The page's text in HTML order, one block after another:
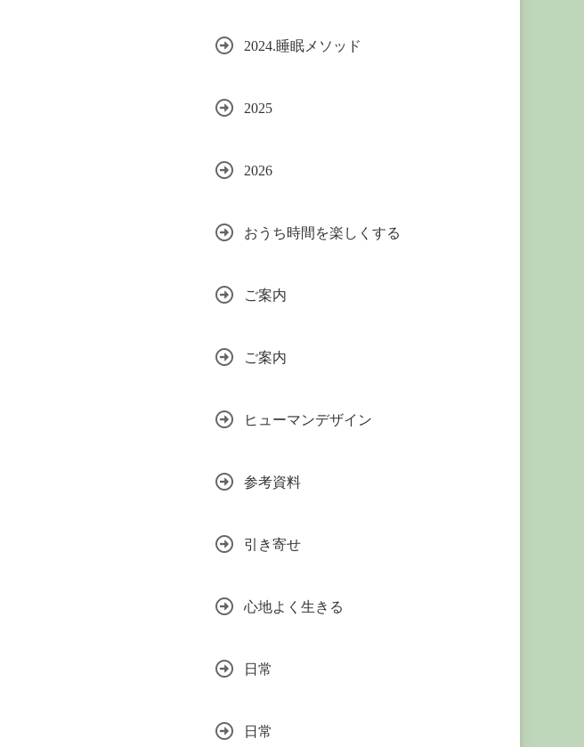
2024.睡眠メソッド
2025
2026
おうち時間を楽しくする
ご案内
ご案内
ヒューマンデザイン
参考資料
引き寄せ
心地よく生きる
日常
日常